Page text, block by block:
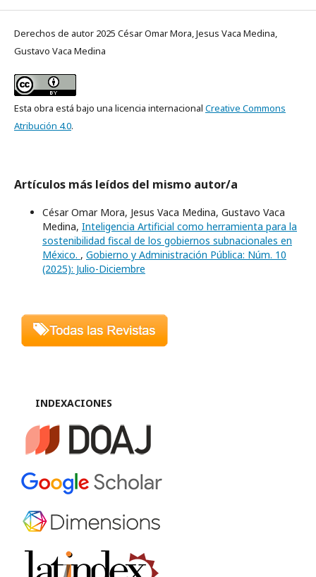
Derechos de autor 2025 César Omar Mora, Jesus Vaca Medina,
Gustavo Vaca Medina
Esta obra está bajo una licencia internacional Creative Commons
Atribución 4.0.
Artículos más leídos del mismo autor/a
César Omar Mora, Jesus Vaca Medina, Gustavo Vaca
Medina, Inteligencia Artificial como herramienta para la
sostenibilidad fiscal de los gobiernos subnacionales en
México. , Gobierno y Administración Pública: Núm. 10
(2025): Julio-Diciembre
INDEXACIONES